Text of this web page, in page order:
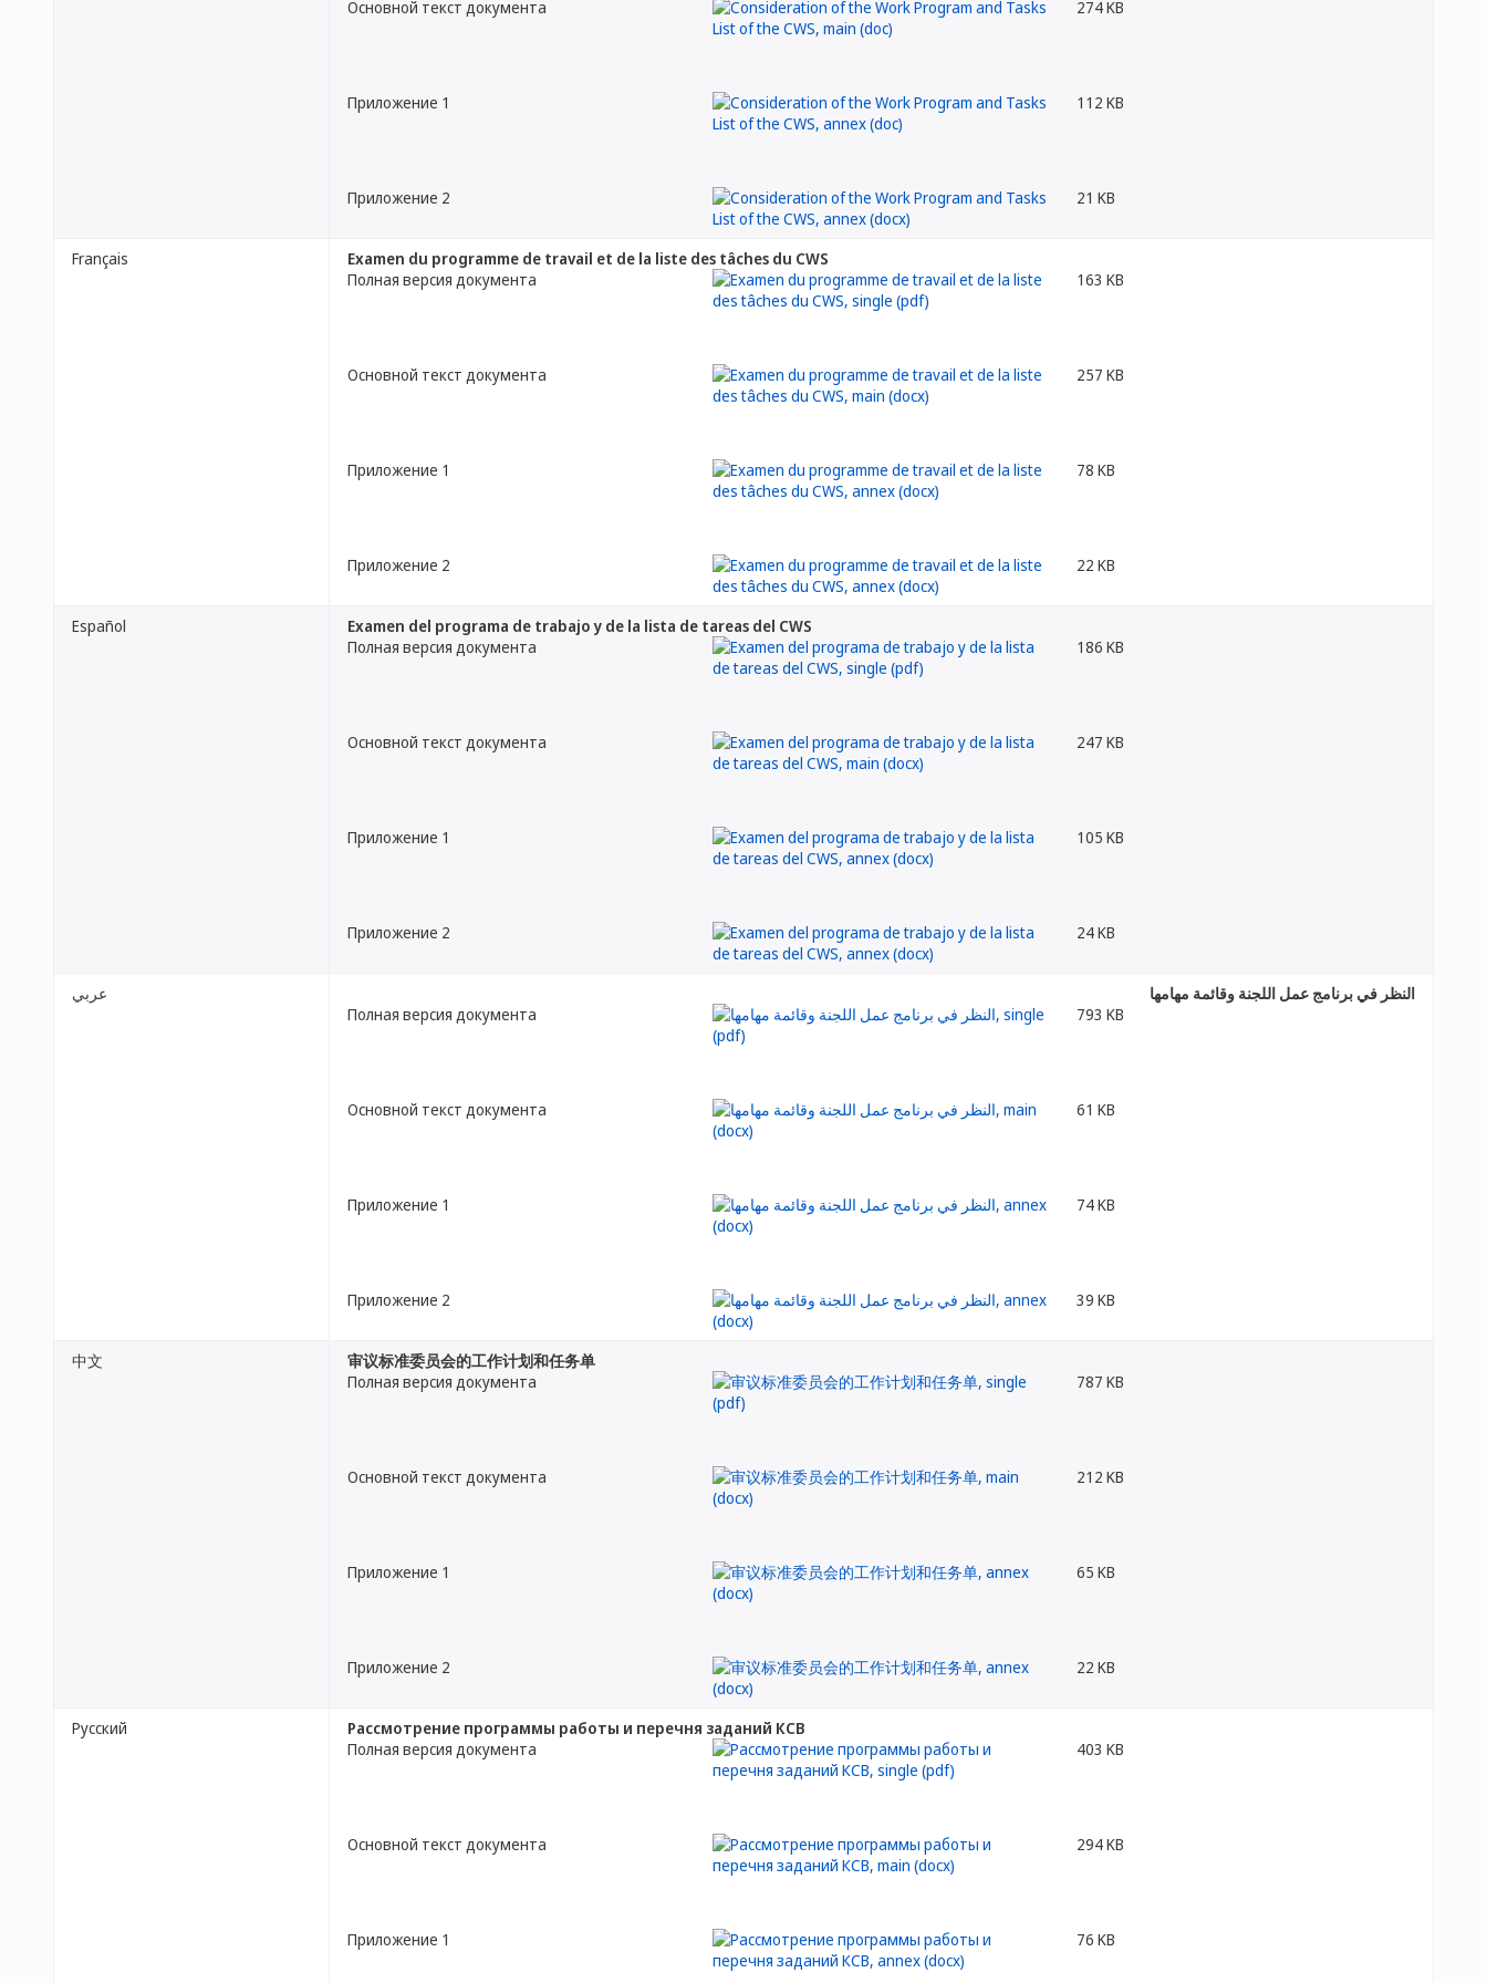
Основной текст документа 274 KB
Приложение 1 112 KB
Приложение 2 21 KB
Français
Examen du programme de travail et de la liste des tâches du CWS
Полная версия документа
163 KB
Основной текст документа 257 KB
Приложение 1 78 KB
Приложение 2 22 KB
Español
Examen del programa de trabajo y de la lista de tareas del CWS
Полная версия документа
186 KB
Основной текст документа 247 KB
Приложение 1 105 KB
Приложение 2 24 KB
عربي
النظر في برنامج عمل اللجنة وقائمة مهامها
Полная версия документа
793 KB
Основной текст документа 61 KB
Приложение 1 74 KB
Приложение 2 39 KB
中文
审议标准委员会的工作计划和任务单
Полная версия документа
787 KB
Основной текст документа 212 KB
Приложение 1 65 KB
Приложение 2 22 KB
Русский
Рассмотрение программы работы и перечня заданий КСВ
Полная версия документа
403 KB
Основной текст документа 294 KB
Приложение 1 76 KB